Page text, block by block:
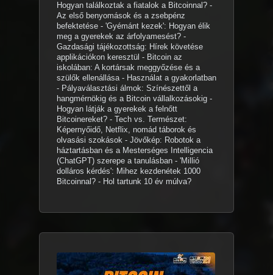
Hogyan találkoztak a fiatalok a Bitcoinnal? -
Az első benyomások és a zsebpénz
befektetése - 'Gyémánt kezek': Hogyan élik
meg a gyerekek az árfolyamesést? -
Gazdasági tájékozottság: Hírek követése
applikációkon keresztül - Bitcoin az
iskolában: A kortársak meggyőzése és a
szülők ellenállása - Használat a gyakorlatban
- Pályaválasztási álmok: Színészettől a
hangmérnökig és a Bitcoin vállalkozásokig -
Hogyan látják a gyerekek a felnőtt
Bitcoinereket? - Tech vs. Természet:
Képernyőidő, Netflix, nomád táborok és
olvasási szokások - Jövőkép: Robotok a
háztartásban és a Mesterséges Intelligencia
(ChatGPT) szerepe a tanulásban - 'Millió
dolláros kérdés': Mihez kezdenétek 1000
Bitcoinnal? - Hol tartunk 10 év múlva?